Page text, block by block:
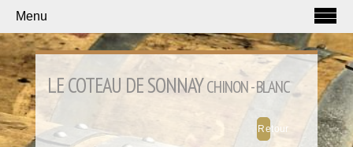
Menu
LE COTEAU DE SONNAYCHINON - BLANC
Retour